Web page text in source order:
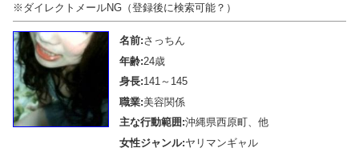
※ダイレクトメールNG（登録後に検索可能？）
名前:さっちん
年齢:24歳
身長:141～145
職業:美容関係
主な行動範囲:沖縄県西原町、他
女性ジャンル:ヤリマンギャル